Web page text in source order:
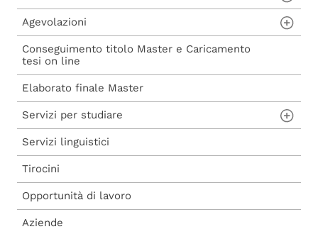
Procedura di ammissione
Procedura di iscrizione a seguito di
ammissione
Procedura di iscrizione diretta
Agevolazioni
Carta del Docente
Voucher 2025
Voucher 2026
Conseguimento titolo Master e Caricamento
tesi on line
Elaborato finale Master
Servizi per studiare
Aule studio e informatiche
Biblioteche
Servizi linguistici
Tirocini
Opportunità di lavoro
Aziende